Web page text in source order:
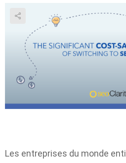
Les entreprises du monde